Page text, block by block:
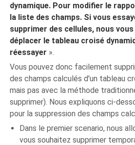
dynamique. Pour modifier le
la liste des champs. Si vous
supprimer des cellules, nous
déplacer le tableau croisé
réessayer ».
Vous pouvez donc facilement
des champs calculés d'un tableau
mais pas avec la méthode
supprimer). Nous expliquons ci-
pour la suppression des champs
Dans le premier scenario, nous
vous souhaitez supprimer